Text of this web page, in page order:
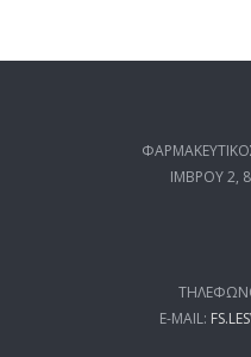
ΙΜΒΡΟΥ 2,
E-MAIL: